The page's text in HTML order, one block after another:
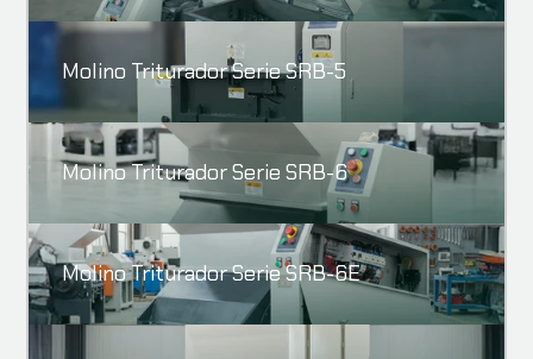
Molino Triturador Serie SRB-5
Molino Triturador Serie SRB-6
Molino Triturador Serie SRB-6E